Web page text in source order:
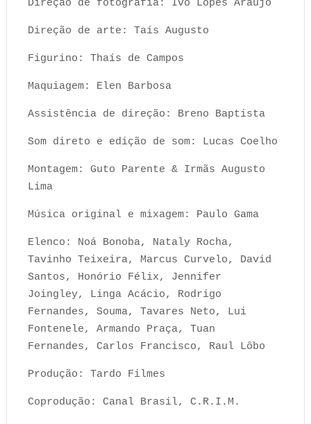
Direção de fotografia: Ivo Lopes Araújo
Direção de arte: Taís Augusto
Figurino: Thaís de Campos
Maquiagem: Elen Barbosa
Assistência de direção: Breno Baptista
Som direto e edição de som: Lucas Coelho
Montagem: Guto Parente & Irmãs Augusto
Lima
Música original e mixagem: Paulo Gama
Elenco: Noá Bonoba, Nataly Rocha,
Tavinho Teixeira, Marcus Curvelo, David
Santos, Honório Félix, Jennifer
Joingley, Linga Acácio, Rodrigo
Fernandes, Souma, Tavares Neto, Lui
Fontenele, Armando Praça, Tuan
Fernandes, Carlos Francisco, Raul Lôbo
Produção: Tardo Filmes
Coprodução: Canal Brasil, C.R.I.M.